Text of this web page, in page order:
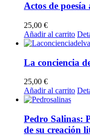
Actos de poesía
25,00 €
Añadir al carrito
La conciencia
25,00 €
Añadir al carrito
Pedro Salinas:
de su creación